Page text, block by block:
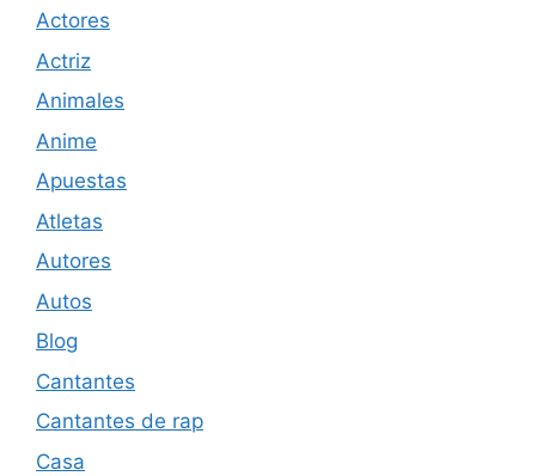
Actores
Actriz
Animales
Anime
Apuestas
Atletas
Autores
Autos
Blog
Cantantes
Cantantes de rap
Casa